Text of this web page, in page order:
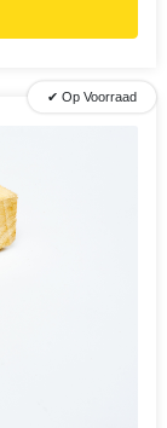
✔ Op Voorraad